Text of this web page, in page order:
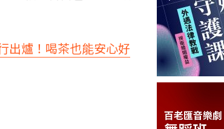
出爐！喝茶也能安心好